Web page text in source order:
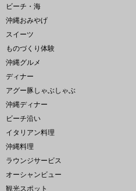
ビーチ・海
沖縄おみやげ
スイーツ
ものづくり体験
沖縄グルメ
ディナー
アグー豚しゃぶしゃぶ
沖縄ディナー
ビーチ沿い
イタリアン料理
沖縄料理
ラウンジサービス
オーシャンビュー
観光スポット